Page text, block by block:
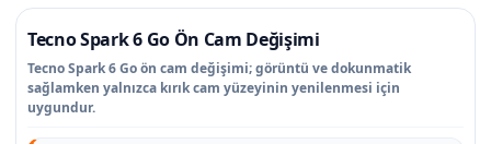
Tecno Spark 6 Go Ön Cam Değişimi
Tecno Spark 6 Go ön cam değişimi; görüntü ve dokunmatik
sağlamken yalnızca kırık cam yüzeyinin yenilenmesi için
uygundur.